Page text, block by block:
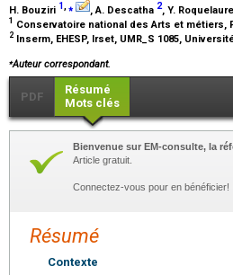
H. Bouziri 1,⁎ , A. Descatha 2, Y. Roquelaure
1 Conservatoire national des Arts et métiers,
2 Inserm, EHESP, Irset, UMR_S 1085,
⁎Auteur correspondant.
PDF
Résumé
Mots clés
Bienvenue sur EM-consulte, la
Article gratuit.
Connectez-vous pour en bénéficier!
Résumé
Contexte